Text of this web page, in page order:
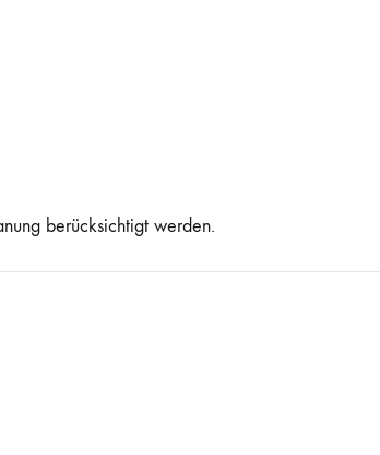
berücksichtigt werden.